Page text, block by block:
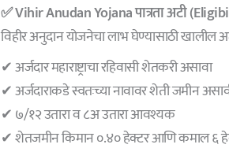
✅ Vihir Anudan Yojanaपात्रता अटी
विहीर अनुदान योजनेचा लाभ घेण्यासाठी
✔ अर्जदार महाराष्ट्राचा रहिवासी शेतकरी असावा
✔ अर्जदाराकडे स्वतःच्या नावावर शेती जमीन
✔ ७/१२ उतारा व ८अ उतारा आवश्यक
✔ शेतजमीन किमान ०.४० हेक्टर आणि कमाल ६